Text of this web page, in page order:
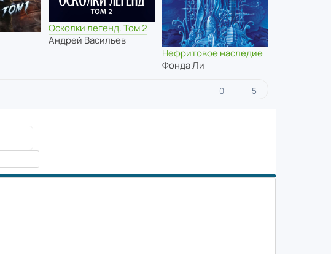
Осколки легенд. Том 2
Андрей Васильев
Нефритовое наследие
Фонда Ли
0 5